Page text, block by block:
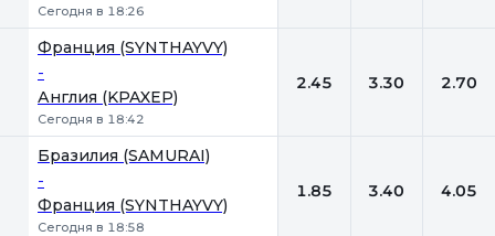
Сегодня в 18:26
Франция (SYNTHAYVY)
-
Англия (KPAXEP)
Сегодня в 18:42
2.45 3.30 2.70
Бразилия (SAMURAI)
-
Франция (SYNTHAYVY)
Сегодня в 18:58
1.85 3.40 4.05